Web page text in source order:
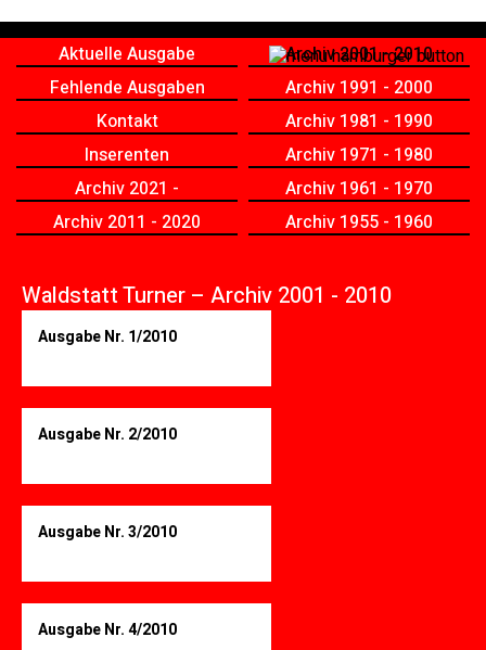
Aktuelle Ausgabe
Fehlende Ausgaben
Kontakt
Inserenten
Archiv 2021 -
Archiv 2011 - 2020
Archiv 2001 - 2010
Archiv 1991 - 2000
Archiv 1981 - 1990
Archiv 1971 - 1980
Archiv 1961 - 1970
Archiv 1955 - 1960
Waldstatt Turner – Archiv 2001 - 2010
Ausgabe Nr. 1/2010
Ausgabe Nr. 2/2010
Ausgabe Nr. 3/2010
Ausgabe Nr. 4/2010